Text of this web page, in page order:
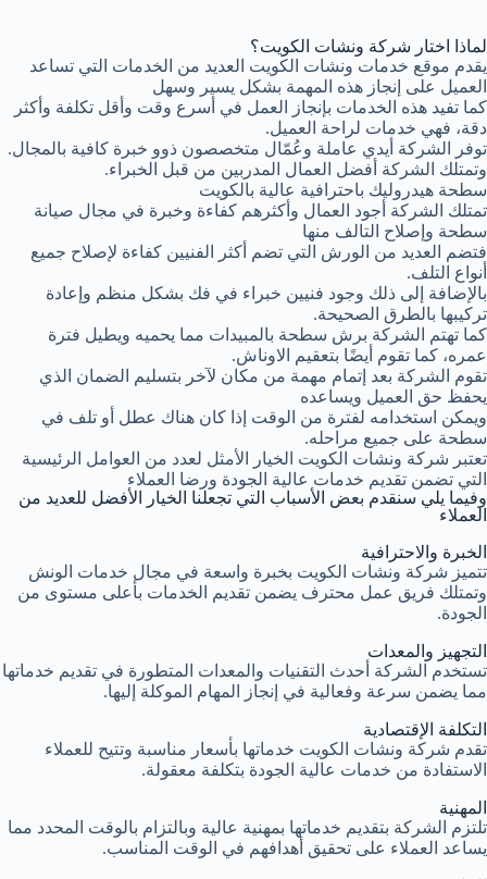
لماذا اختار شركة ونشات الكويت؟
يقدم موقع خدمات ونشات الكويت العديد من الخدمات التي تساعد
العميل على إنجاز هذه المهمة بشكل يسير وسهل
كما تفيد هذه الخدمات بإنجاز العمل في أسرع وقت وأقل تكلفة وأكثر
دقة، فهي خدمات لراحة العميل.
توفر الشركة أيدي عاملة وعُمّال متخصصون ذوو خبرة كافية بالمجال.
وتمتلك الشركة أفضل العمال المدربين من قبل الخبراء.
سطحة هيدروليك باحترافية عالية بالكويت
تمتلك الشركة أجود العمال وأكثرهم كفاءة وخبرة في مجال صيانة
سطحة وإصلاح التالف منها
فتضم العديد من الورش التي تضم أكثر الفنيين كفاءة لإصلاح جميع
أنواع التلف.
بالإضافة إلى ذلك وجود فنيين خبراء في فك بشكل منظم وإعادة
تركيبها بالطرق الصحيحة.
كما تهتم الشركة برش سطحة بالمبيدات مما يحميه ويطيل فترة
عمره، كما تقوم أيضًا بتعقيم الاوناش.
تقوم الشركة بعد إتمام مهمة من مكان لآخر بتسليم الضمان الذي
يحفظ حق العميل ويساعده
ويمكن استخدامه لفترة من الوقت إذا كان هناك عطل أو تلف في
سطحة على جميع مراحله.
تعتبر شركة ونشات الكويت الخيار الأمثل لعدد من العوامل الرئيسية
التي تضمن تقديم خدمات عالية الجودة ورضا العملاء
وفيما يلي سنقدم بعض الأسباب التي تجعلنا الخيار الأفضل للعديد من
العملاء
الخبرة والاحترافية
تتميز شركة ونشات الكويت بخبرة واسعة في مجال خدمات الونش
وتمتلك فريق عمل محترف يضمن تقديم الخدمات بأعلى مستوى من
الجودة.
التجهيز والمعدات
تستخدم الشركة أحدث التقنيات والمعدات المتطورة في تقديم خدماتها
مما يضمن سرعة وفعالية في إنجاز المهام الموكلة إليها.
التكلفة الإقتصادية
تقدم شركة ونشات الكويت خدماتها بأسعار مناسبة وتتيح للعملاء
الاستفادة من خدمات عالية الجودة بتكلفة معقولة.
المهنية
تلتزم الشركة بتقديم خدماتها بمهنية عالية وبالتزام بالوقت المحدد مما
يساعد العملاء على تحقيق أهدافهم في الوقت المناسب.